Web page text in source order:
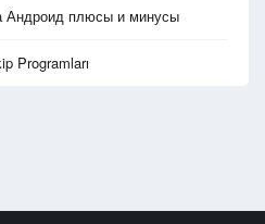
Андроид плюсы и минусы
Programları